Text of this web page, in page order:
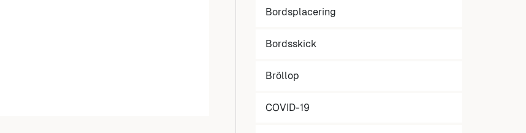
Bordsplacering
Bordsskick
Bröllop
COVID-19